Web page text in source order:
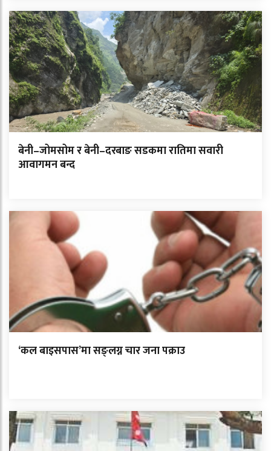
बेनी–जोमसोम र बेनी–दरबाङ सडकमा रातिमा सवारी
आवागमन बन्द
‘कल बाइसपास’मा सङ्लग्न चार जना पक्राउ